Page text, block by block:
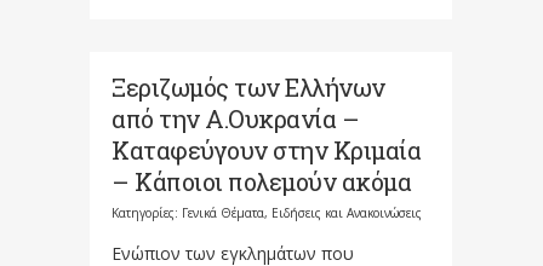
​Ξεριζωμός των Ελλήνων
από την Α.Ουκρανία –
Καταφεύγουν στην Κριμαία
– Κάποιοι πολεμούν ακόμα
Κατηγορίες: Γενικά Θέματα, Ειδήσεις και Ανακοινώσεις
Ενώπιον των εγκλημάτων που